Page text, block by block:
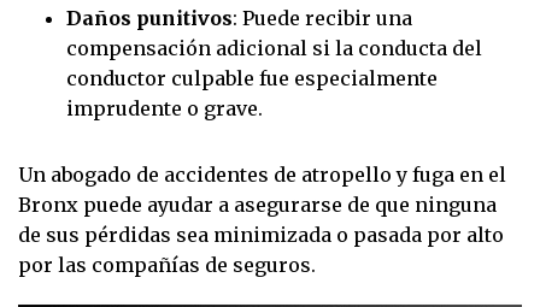
Daños punitivos: Puede recibir una
compensación adicional si la conducta del
conductor culpable fue especialmente
imprudente o grave.
Un abogado de accidentes de atropello y fuga en el
Bronx puede ayudar a asegurarse de que ninguna
de sus pérdidas sea minimizada o pasada por alto
por las compañías de seguros.